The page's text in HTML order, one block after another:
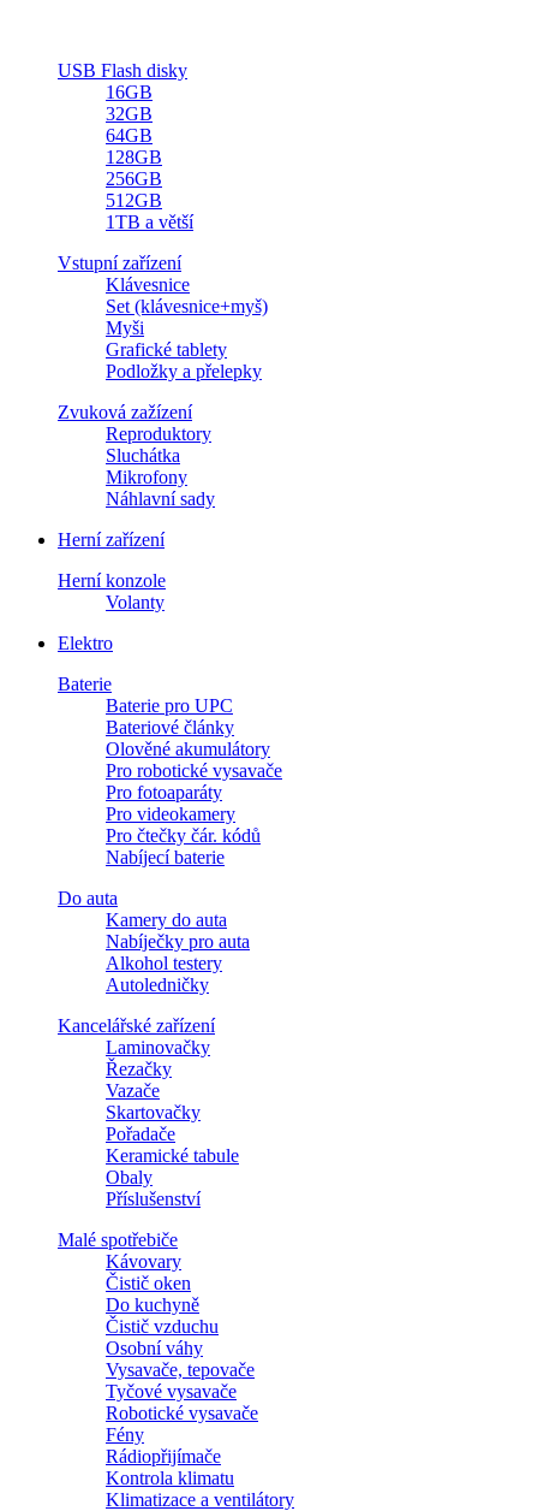
USB Flash disky
16GB
32GB
64GB
128GB
256GB
512GB
1TB a větší
Vstupní zařízení
Klávesnice
Set (klávesnice+myš)
Myši
Grafické tablety
Podložky a přelepky
Zvuková zažízení
Reproduktory
Sluchátka
Mikrofony
Náhlavní sady
Herní zařízení
Herní konzole
Volanty
Elektro
Baterie
Baterie pro UPC
Bateriové články
Olověné akumulátory
Pro robotické vysavače
Pro fotoaparáty
Pro videokamery
Pro čtečky čár. kódů
Nabíjecí baterie
Do auta
Kamery do auta
Nabíječky pro auta
Alkohol testery
Autoledničky
Kancelářské zařízení
Laminovačky
Řezačky
Vazače
Skartovačky
Pořadače
Keramické tabule
Obaly
Příslušenství
Malé spotřebiče
Kávovary
Čistič oken
Do kuchyně
Čistič vzduchu
Osobní váhy
Vysavače, tepovače
Tyčové vysavače
Robotické vysavače
Fény
Rádiopřijímače
Kontrola klimatu
Klimatizace a ventilátory